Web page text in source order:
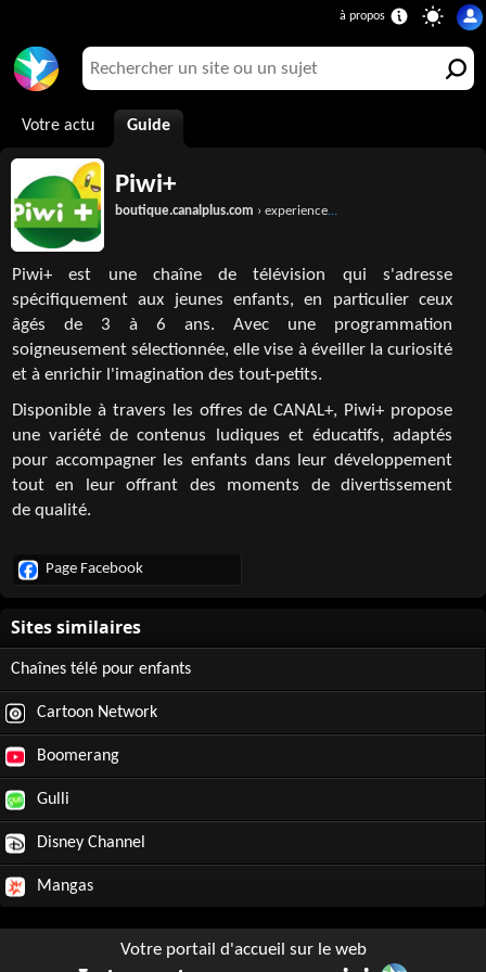
Votre actu Guide
Piwi+
boutique.canalplus.com › experience-canal-plus › chaines › piwi-plus
Piwi+ est une chaîne de télévision qui s'adresse
spécifiquement aux jeunes enfants, en particulier ceux
âgés de 3 à 6 ans. Avec une programmation
soigneusement sélectionnée, elle vise à éveiller la curiosité
et à enrichir l'imagination des tout-petits.
Disponible à travers les offres de CANAL+, Piwi+ propose
une variété de contenus ludiques et éducatifs, adaptés
pour accompagner les enfants dans leur développement
tout en leur offrant des moments de divertissement
de qualité.
Page Facebook
Chaînes télé pour enfants
Cartoon Network
Boomerang
Gulli
Disney Channel
Mangas
Votre portail d'accueil sur le web